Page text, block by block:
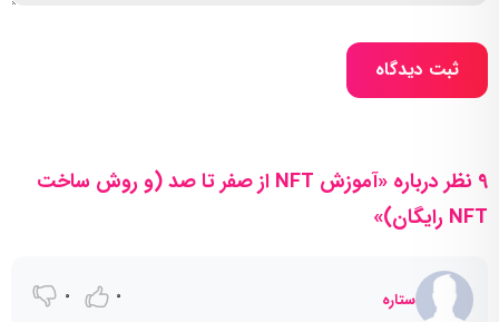
ثبت دیدگاه
9 نظر درباره «آموزش NFT از صفر تا صد (و روش ساخت
NFT رایگان)»
ستاره 0
0